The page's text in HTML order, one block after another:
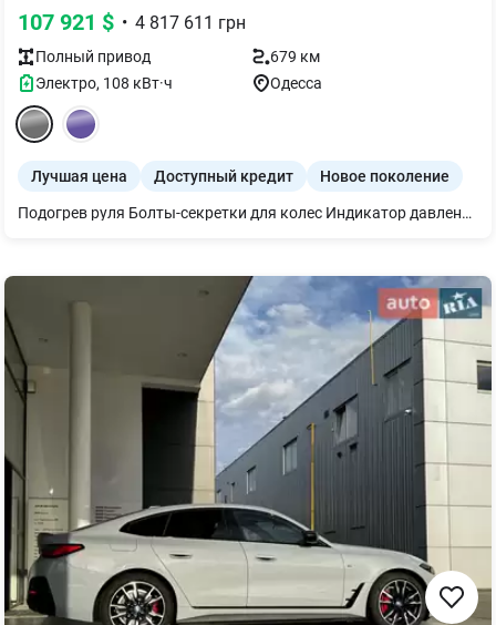
107 921 $ • 4 817 611 грн
Полный привод
679 км
Электро, 108 кВт·ч Одесса
Лучшая цена Доступный кредит Новое поколение
Подогрев руля Болты-секретки для колес Индикатор давления в покрышках Запасное колесо-докатка Протиугонная система со сканером салона Солнцезащитное остекление Знак аварийной остановки и аптечка Подогрев передних сидений Передние мультифункциональные сиденья Кабель для быстрой зарядки на зарядных станциях (режим 3) Зарядное устройство для быстрого заряда переменного тока (AC) Рассеянное освещение салона Driving Assistant Plus Помощь при парковке Professional Teleservices Юридический экстренный вызов Пакет Connected неограниченный Беспроводная зарядка с охлаждением устройства Пакет "M Sport Pro" M спортивные передние сиденья BMW Iconic Glow M Sport тормоза с красными суппортами М паски безпеки M Sport экстерьер M Sport интерьер Специальный дополнительный контент пакета M Sport Pro Автоматический климат-контроль Акустическая система 'HiFi Harman Kardon'